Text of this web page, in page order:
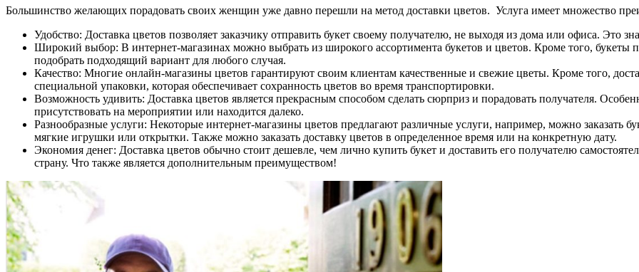
Большинство желающих порадовать своих женщин уже давно перешли на метод доставки цветов. Услуга имеет множество
Удобство: Доставка цветов позволяет заказчику отправить букет своему получателю, не выходя из дома или офиса. Это
Широкий выбор: В интернет-магазинах можно выбрать из широкого ассортимента букетов и цветов. Кроме того, букеты
подобрать подходящий вариант для любого случая.
Качество: Многие онлайн-магазины цветов гарантируют своим клиентам качественные и свежие цветы. Кроме того,
специальной упаковки, которая обеспечивает сохранность цветов во время транспортировки.
Возможность удивить: Доставка цветов является прекрасным способом сделать сюрприз и порадовать получателя.
присутствовать на мероприятии или находится далеко.
Разнообразные услуги: Некоторые интернет-магазины цветов предлагают различные услуги, например, можно заказать
мягкие игрушки или открытки. Также можно заказать доставку цветов в определенное время или на конкретную дату.
Экономия денег: Доставка цветов обычно стоит дешевле, чем лично купить букет и доставить его получателю
страну. Что также является дополнительным преимуществом!